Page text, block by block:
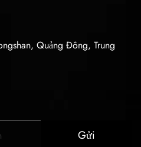
Quảng Đông, Trung
Gửi